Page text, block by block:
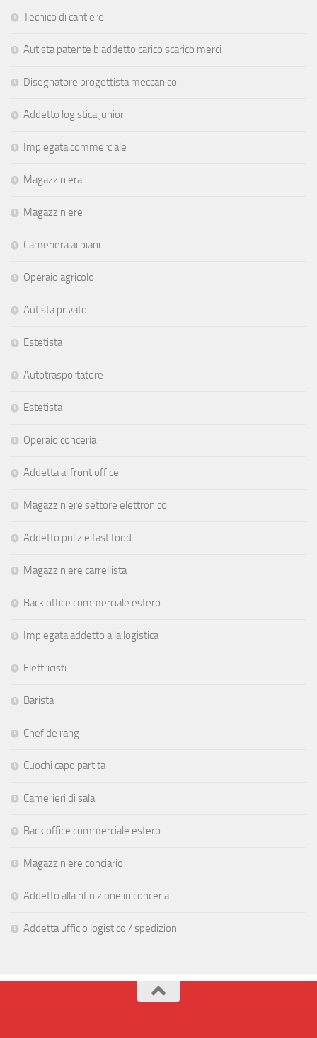
Tecnico di cantiere
Autista patente b addetto carico scarico merci
Disegnatore progettista meccanico
Addetto logistica junior
Impiegata commerciale
Magazziniera
Magazziniere
Cameriera ai piani
Operaio agricolo
Autista privato
Estetista
Autotrasportatore
Estetista
Operaio conceria
Addetta al front office
Magazziniere settore elettronico
Addetto pulizie fast food
Magazziniere carrellista
Back office commerciale estero
Impiegata addetto alla logistica
Elettricisti
Barista
Chef de rang
Cuochi capo partita
Camerieri di sala
Back office commerciale estero
Magazziniere conciario
Addetto alla rifinizione in conceria
Addetta ufficio logistico / spedizioni